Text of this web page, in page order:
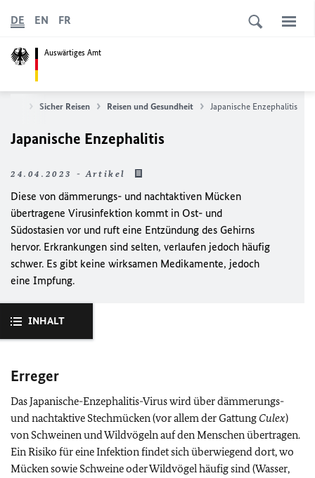
Auswärtiges Amt
DE EN FR
Sicher Reisen Reisen und Gesundheit Japanische Enzephalitis
Japanische Enzephalitis
24.04.2023 - Artikel
Diese von dämmerungs- und nachtaktiven Mücken
übertragene Virusinfektion kommt in Ost- und
Südostasien vor und ruft eine Entzündung des Gehirns
hervor. Erkrankungen sind selten, verlaufen jedoch häufig
schwer. Es gibt keine wirksamen Medikamente, jedoch
eine Impfung.
INHALT
Erreger
Das Japanische-Enzephalitis-Virus wird über dämmerungs-
und nachtaktive Stechmücken (vor allem der Gattung Culex)
von Schweinen und Wildvögeln auf den Menschen übertragen.
Ein Risiko für eine Infektion findet sich überwiegend dort, wo
Mücken sowie Schweine oder Wildvögel häufig sind (Wasser,